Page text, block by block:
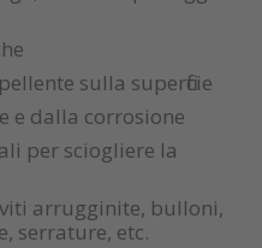
sulla superficie
e dalla corrosione
per sciogliere la
arrugginite, bulloni,
serrature, etc.